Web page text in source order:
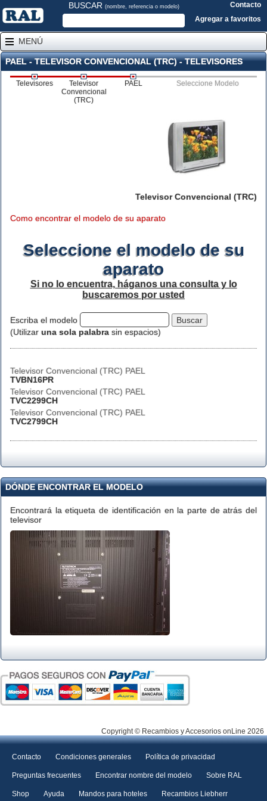
BUSCAR (nombre, referencia o modelo)
Contacto
Agregar a favoritos
MENÚ
PAEL - TELEVISOR CONVENCIONAL (TRC) - TELEVISORES
Televisores
Televisor
Convencional
(TRC)
PAEL Seleccione Modelo
Televisor Convencional (TRC)
Como encontrar el modelo de su aparato
Seleccione el modelo de su
aparato
Si no lo encuentra, háganos una consulta y lo
buscaremos por usted
Escriba el modelo
(Utilizar una sola palabra sin espacios)
Televisor Convencional (TRC) PAEL
TVBN16PR
Televisor Convencional (TRC) PAEL
TVC2299CH
Televisor Convencional (TRC) PAEL
TVC2799CH
DÓNDE ENCONTRAR EL MODELO
Encontrará la etiqueta de identificación en la parte de atrás del
televisor
Copyright © Recambios y Accesorios onLine 2026
Contacto Condiciones generales Política de privacidad
Preguntas frecuentes Encontrar nombre del modelo Sobre RAL
Shop Ayuda Mandos para hoteles Recambios Liebherr